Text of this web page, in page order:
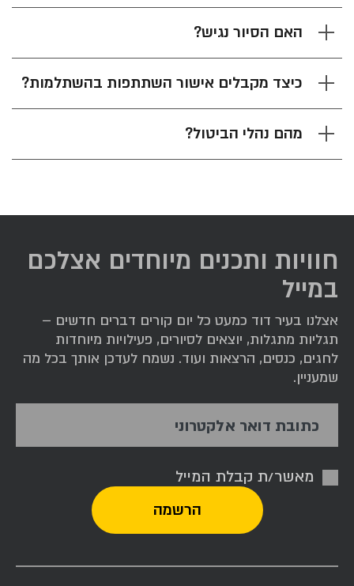
האם הסיור נגיש?
כיצד מקבלים אישור השתתפות בהשתלמות?
מהם נהלי הביטול?
חוויות ותכנים מיוחדים אצלכם
במייל
אצלנו בעיר דוד כמעט כל יום קורים דברים חדשים –
תגליות מתגלות, יוצאים לסיורים, פעילויות מיוחדות
לחגים, כנסים, הרצאות ועוד. נשמח לעדכן אותך בכל מה
שמעניין.
כתובת דואר אלקטרוני
מאשר/ת קבלת המייל